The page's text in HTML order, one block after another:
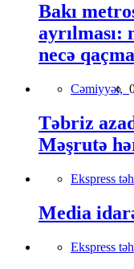
Bakı
ayrılması:
necə
Cəmiyyət,
Təbriz
Məşrutə
Ekspress
Media
Ekspress